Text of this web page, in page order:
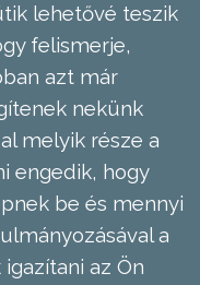
lehetővé teszik
felismerje,
azt már
nekünk
melyik része a
engedik, hogy
be és mennyi
a
az Ön